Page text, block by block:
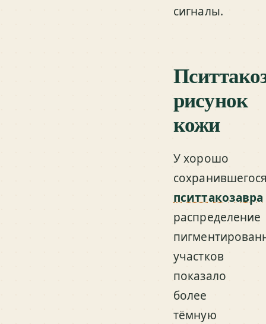
сигналы.
рисунок
кожи
У хорошо
пситтакозавра
распределение
участков
показало
более
тёмную